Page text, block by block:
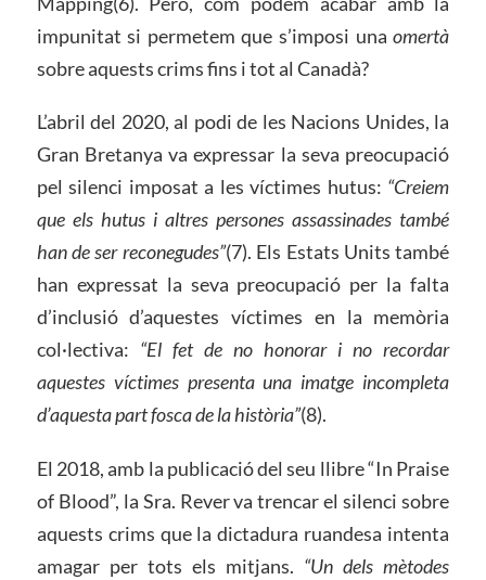
impunitat si permetem que s’imposi unaomertà
sobre aquests crims fins i tot al Canadà?
L’abril del 2020, al podi de les Nacions Unides, la
Gran Bretanya va expressar la seva preocupació
pel silenci imposat a les víctimes hutus: “Creiem
que els hutus i altres persones assassinades també
han de ser reconegudes”(7). Els Estats Units també
han expressat la seva preocupació per la falta
d’inclusió d’aquestes víctimes en la memòria
col·lectiva: “El fet de no honorar i no recordar
aquestes víctimes presenta una imatge incompleta
d’aquesta part fosca de la història”(8).
El 2018, amb la publicació del seu llibre “In Praise
of Blood”, la Sra. Rever va trencar el silenci sobre
aquests crims que la dictadura ruandesa intenta
amagar per tots els mitjans. “Un dels mètodes